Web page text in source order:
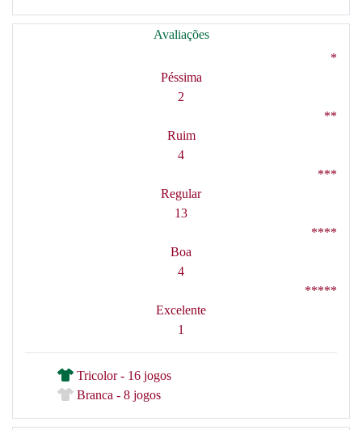
Avaliações
*
Péssima
2
**
Ruim
4
***
Regular
13
****
Boa
4
*****
Excelente
1
Tricolor - 16 jogos
Branca - 8 jogos